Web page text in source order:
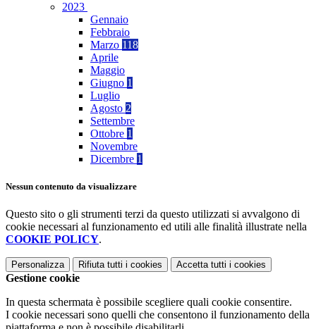
2023
Gennaio
Febbraio
Marzo 118
Aprile
Maggio
Giugno 1
Luglio
Agosto 2
Settembre
Ottobre 1
Novembre
Dicembre 1
Nessun contenuto da visualizzare
Questo sito o gli strumenti terzi da questo utilizzati si avvalgono di
cookie necessari al funzionamento ed utili alle finalità illustrate nella
COOKIE POLICY.
Personalizza Rifiuta tutti i cookies Accetta tutti i cookies
Gestione cookie
In questa schermata è possibile scegliere quali cookie consentire.
I cookie necessari sono quelli che consentono il funzionamento della